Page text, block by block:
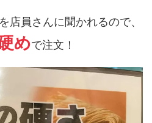
を店員さんに聞かれるので、
めで注文！